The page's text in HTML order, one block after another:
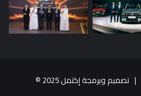
تصميم وبرمجة إكتمل 2025 ©